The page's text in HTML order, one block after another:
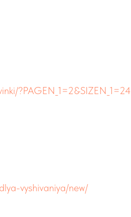
?PAGEN_1=2&SIZEN_1=24
vyshivaniya/new/